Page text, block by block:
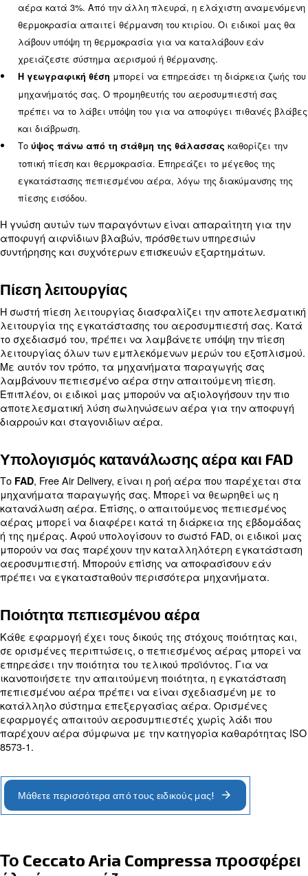
Μπορούν να επηρεάσουν τη χωρητικότητα, τη
λειτουργίας, τις απαιτήσεις ψύξης και την
ισχύος:
Ο μολυσμένος αέραςμεταφέρει σωματίδια και
μολύνουν τον πεπιεσμένο αέρα. Μακροπρόθεσμα,
αέρας περιβάλλοντος μπορεί να προκαλέσει
εξαρτήματα του αεροσυμπιεστή και στο σύστημα
Μετά την αξιολόγηση του αέρα περιβάλλοντος, οι
θα εφαρμόσουν το κατάλληλο σύστημα
Η θερμοκρασία
αεροσυμπιεστή: κάθε 10°C πάνω από το κανονικό
αέρα κατά 3%. Από την άλλη πλευρά, η ελάχιστη
λάβουν υπόψη τη θερμοκρασία για να
χρειάζεστε σύστημα αερισμού ή θέρμανσης.
Η γεωγραφική θέσημπορεί να επηρεάσει τη
μηχανήματός σας. Ο προμηθευτής του
πρέπει να το λάβει υπόψη του για να αποφύγει
και διάβρωση.
Τούψος πάνω από τη στάθμη της θάλασσας
εγκατάστασης πεπιεσμένου αέρα, λόγω της
πίεσης εισόδου.
Η γνώση αυτών των παραγόντων είναι
αποφυγή αιφνίδιων βλαβών, πρόσθετων
συντήρησης και συχνότερων επισκευών
Πίεση λειτουργίας
Η σωστή πίεση λειτουργίας διασφαλίζει την
λειτουργία της εγκατάστασης του
το σχεδιασμό του, πρέπει να λαμβάνετε υπόψη
λειτουργίας όλων των εμπλεκόμενων μερών του
Με αυτόν τον τρόπο, τα μηχανήματα παραγωγής
λαμβάνουν πεπιεσμένο αέρα στην απαιτούμενη
Επιπλέον, οι ειδικοί μας μπορούν να
αποτελεσματική λύση σωληνώσεων αέρα για
Υπολογισμός κατανάλωσης αέρα
μηχανήματα παραγωγής σας. Μπορεί να